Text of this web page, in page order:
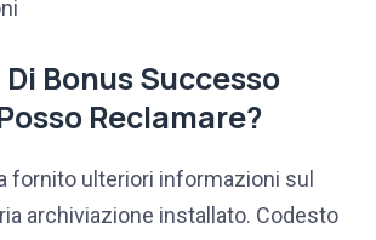
Bonus Successo
Reclamare?
fornito ulteriori informazioni sul
archiviazione installato. Codesto